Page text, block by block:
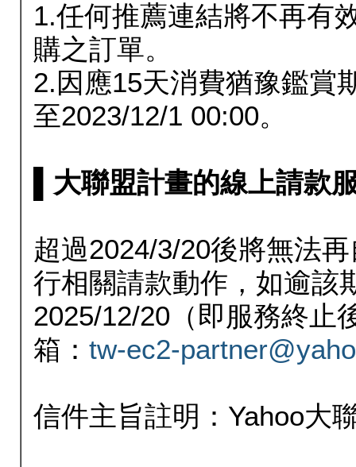
1.任何推薦連結將不再有
購之訂單。
2.因應15天消費猶豫鑑賞
至2023/12/1 00:00。
▌大聯盟計畫的線上請款
超過2024/3/20後將無法
行相關請款動作，如逾該
2025/12/20（即服務終止
箱： tw-ec2-
信件主旨註明：Yahoo大